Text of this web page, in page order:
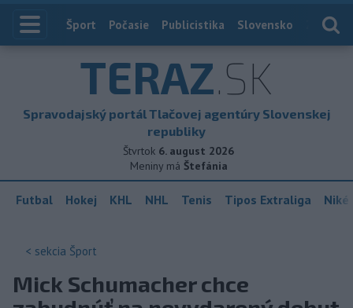
Index
Šport Počasie Publicistika Slovensko
TERAZ.SK
Spravodajský portál Tlačovej agentúry Slovenskej
republiky
Štvrtok 6. august 2026
Meniny má Štefánia
Futbal Hokej KHL NHL Tenis Tipos Extraliga
< sekcia Šport
Mick Schumacher chce